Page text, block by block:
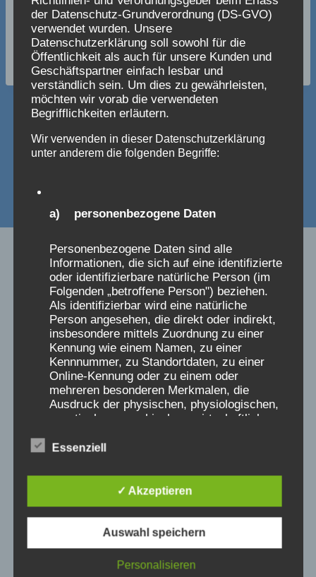
Beitragsnavigation
Bericht zur
2026
7 x 11 Jahre Grau-
Ähnliche Beiträge
The Final Curtain
21. Februar 2015
der Datenschutz-Grundverordnung (DS-GVO)
verwendet wurden. Unsere
Datenschutzerklärung soll sowohl für die
Öffentlichkeit als auch für unsere Kunden und
Geschäftspartner einfach lesbar und
verständlich sein. Um dies zu gewährleisten,
möchten wir vorab die verwendeten
Begrifflichkeiten erläutern.
Wir verwenden in dieser Datenschutzerklärung
unter anderem die folgenden Begriffe:
a) personenbezogene Daten
Personenbezogene Daten sind alle
Informationen, die sich auf eine identifizierte
oder identifizierbare natürliche Person (im
Folgenden „betroffene Person") beziehen.
Als identifizierbar wird eine natürliche
Person angesehen, die direkt oder indirekt,
insbesondere mittels Zuordnung zu einer
Kennung wie einem Namen, zu einer
Kennnummer, zu Standortdaten, zu einer
Online-Kennung oder zu einem oder
mehreren besonderen Merkmalen, die
Ausdruck der physischen, physiologischen,
genetischen, psychischen, wirtschaftlichen,
natürlichen Person sind, identifiziert werden
b) betroffene Person
Betroffene Person ist jede identifizierte oder
identifizierbare natürliche Person, deren
Essenziell
✓ Akzeptieren
Auswahl speichern
Personalisieren